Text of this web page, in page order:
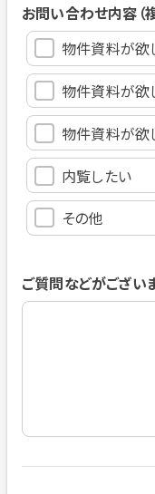
お問い合わせ内容（
物件資料が欲
物件資料が欲し
物件資料が欲
内覧したい
その他
ご質問などがござい
ご質問などがござい